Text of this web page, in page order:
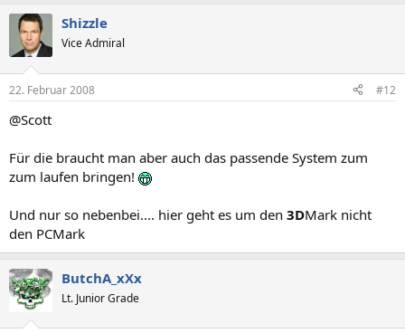
Shizzle
Vice Admiral
22. Februar 2008 #12
@Scott
Für die braucht man aber auch das passende System zum
zum laufen bringen!
Und nur so nebenbei.... hier geht es um den 3DMark nicht
den PCMark
ButchA_xXx
Lt. Junior Grade